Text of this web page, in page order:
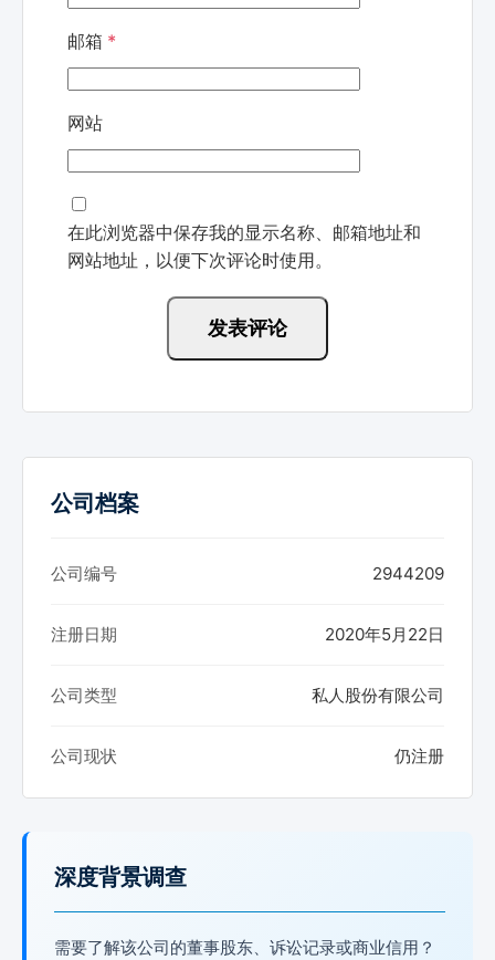
邮箱 *
网站
在此浏览器中保存我的显示名称、邮箱地址和
网站地址，以便下次评论时使用。
公司档案
公司编号 2944209
注册日期 2020年5月22日
公司类型 私人股份有限公司
公司现状 仍注册
深度背景调查
需要了解该公司的董事股东、诉讼记录或商业信用？